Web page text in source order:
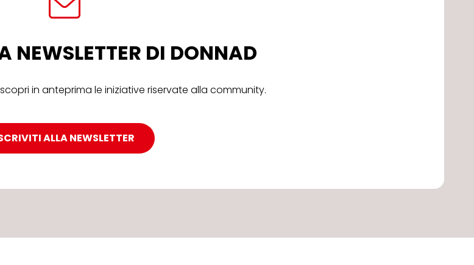
NEWSLETTER DI DONNAD
in anteprima le iniziative riservate alla community.
ALLA NEWSLETTER